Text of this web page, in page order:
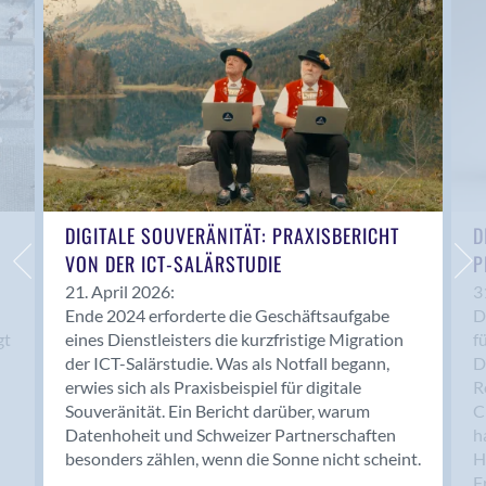
Anwil
Appenzell
Au SG
Baar
Baden
Balsthal
Balzers
Basel
Bassersdorf
Belp
Bendern
Benken (SG)
Bergdietikon
Berlin
Bern
Bern - Liebefeld
DIGITALE SOUVERÄNITÄT: PRAXISBERICHT
VON DER ICT-SALÄRSTUDIE
21. April 2026:
Ende 2024 erforderte die Geschäftsaufgabe
eines Dienstleisters die kurzfristige Migration
der ICT-Salärstudie. Was als Notfall begann,
erwies sich als Praxisbeispiel für digitale
Souveränität. Ein Bericht darüber, warum
Datenhoheit und Schweizer Partnerschaften
besonders zählen, wenn die Sonne nicht scheint.